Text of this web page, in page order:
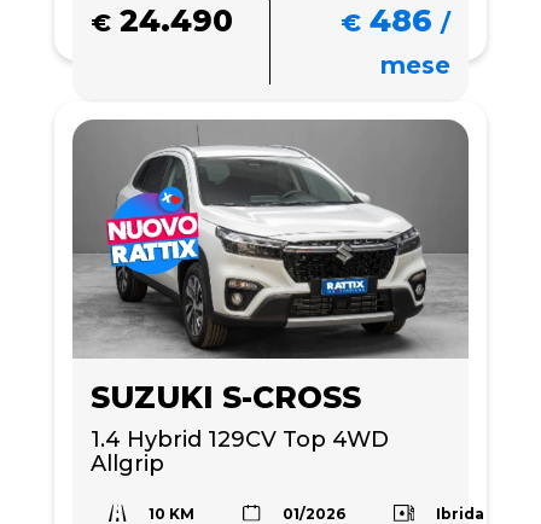
€ 24.490 € 486 /
mese
SUZUKI S-CROSS
1.4 Hybrid 129CV Top 4WD
Allgrip
10 KM 01/2026 Ibrida